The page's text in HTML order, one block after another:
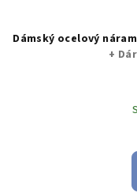
Dámský ocelový
+